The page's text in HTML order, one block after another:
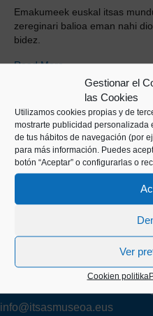
Gestionar el
las Cookies
Utilizamos cookies propias y de
mostrarte publicidad personalizada
de tus hábitos de navegación (por
para más información. Puedes
botón “Aceptar” o configurarlas o
Ver
Cookien politika
Emakumeek euskal itsas
zereginari balioa eman nahi
bidez.
Read More
20003 Donostia (Gipuzkoa)
info@itsasmuseoa.eus